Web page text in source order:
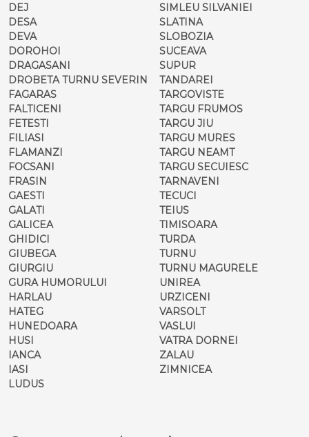
DEJ
DESA
DEVA
DOROHOI
DRAGASANI
DROBETA TURNU SEVERIN
FAGARAS
FALTICENI
FETESTI
FILIASI
FLAMANZI
FOCSANI
FRASIN
GAESTI
GALATI
GALICEA
GHIDICI
GIUBEGA
GIURGIU
GURA HUMORULUI
HARLAU
HATEG
HUNEDOARA
HUSI
IANCA
IASI
LUDUS
SIMLEU SILVANIEI
SLATINA
SLOBOZIA
SUCEAVA
SUPUR
TANDAREI
TARGOVISTE
TARGU FRUMOS
TARGU JIU
TARGU MURES
TARGU NEAMT
TARGU SECUIESC
TARNAVENI
TECUCI
TEIUS
TIMISOARA
TURDA
TURNU
TURNU MAGURELE
UNIREA
URZICENI
VARSOLT
VASLUI
VATRA DORNEI
ZALAU
ZIMNICEA